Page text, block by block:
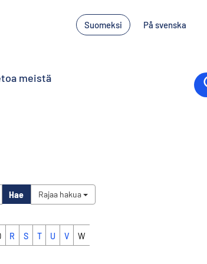
Suomeksi På svenska
meistä
Hae Rajaa hakua
R S T U V W